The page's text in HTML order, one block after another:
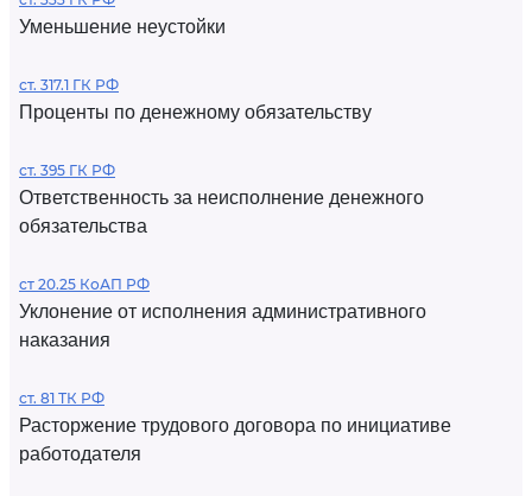
Уменьшение неустойки
ст. 317.1 ГК РФ
Проценты по денежному обязательству
ст. 395 ГК РФ
Ответственность за неисполнение денежного
обязательства
ст 20.25 КоАП РФ
Уклонение от исполнения административного
наказания
ст. 81 ТК РФ
Расторжение трудового договора по инициативе
работодателя